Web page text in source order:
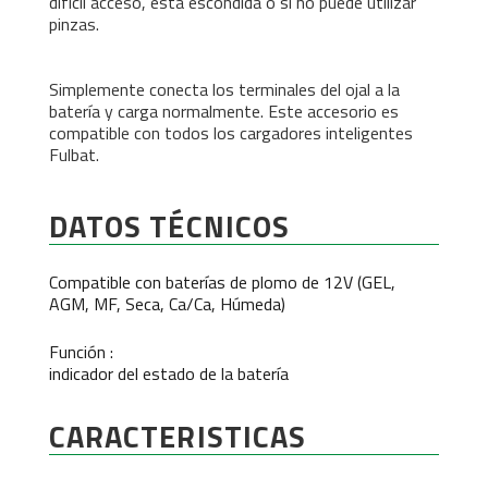
pinzas.
Simplemente conecta los terminales del ojal a la
batería y carga normalmente. Este accesorio es
compatible con todos los cargadores inteligentes
Fulbat.
DATOS TÉCNICOS
Compatible con baterías de plomo de 12V (GEL,
AGM, MF, Seca, Ca/Ca, Húmeda)
Función :
indicador del estado de la batería
CARACTERISTICAS